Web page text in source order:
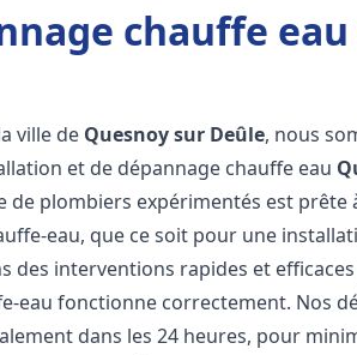
chauffe eau
ville de Quesnoy sur Deûle, nous
et de dépannage chauffe eau
de plombiers expérimentés est
eau, que ce soit pour une
des interventions rapides et
eau fonctionne correctement. Nos
dans les 24 heures, pour